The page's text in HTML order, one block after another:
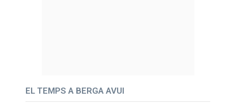
EL TEMPS A BERGA AVUI